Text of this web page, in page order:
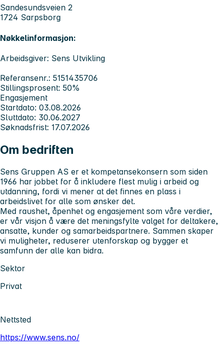
Sandesundsveien 2
1724 Sarpsborg
Nøkkelinformasjon:
Arbeidsgiver: Sens Utvikling
Referansenr.: 5151435706
Stillingsprosent: 50%
Engasjement
Startdato: 03.08.2026
Sluttdato: 30.06.2027
Søknadsfrist: 17.07.2026
Om bedriften
Sens Gruppen AS er et kompetansekonsern som siden
1966 har jobbet for å inkludere flest mulig i arbeid og
utdanning, fordi vi mener at det finnes en plass i
arbeidslivet for alle som ønsker det.
Med raushet, åpenhet og engasjement som våre verdier,
er vår visjon å være det meningsfylte valget for deltakere,
ansatte, kunder og samarbeidspartnere. Sammen skaper
vi muligheter, reduserer utenforskap og bygger et
samfunn der alle kan bidra.
Sektor
Privat
Nettsted
https://www.sens.no/